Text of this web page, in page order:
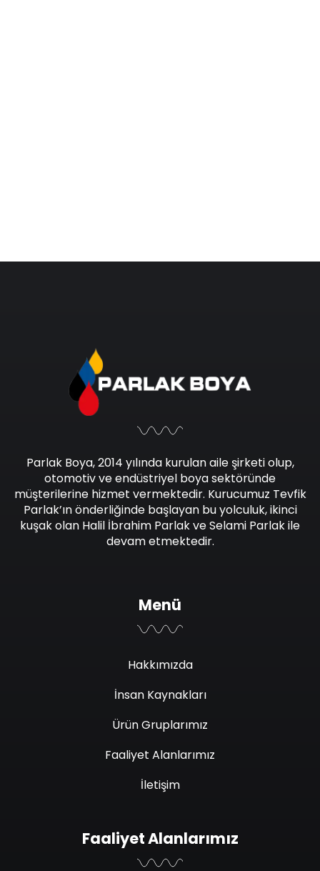
Parlak Boya, 2014 yılında kurulan aile şirketi olup,
otomotiv ve endüstriyel boya sektöründe
müşterilerine hizmet vermektedir. Kurucumuz Tevfik
Parlak’ın önderliğinde başlayan bu yolculuk, ikinci
kuşak olan Halil İbrahim Parlak ve Selami Parlak ile
devam etmektedir.
Menü
Hakkımızda
İnsan Kaynakları
Ürün Gruplarımız
Faaliyet Alanlarımız
İletişim
Faaliyet Alanlarımız